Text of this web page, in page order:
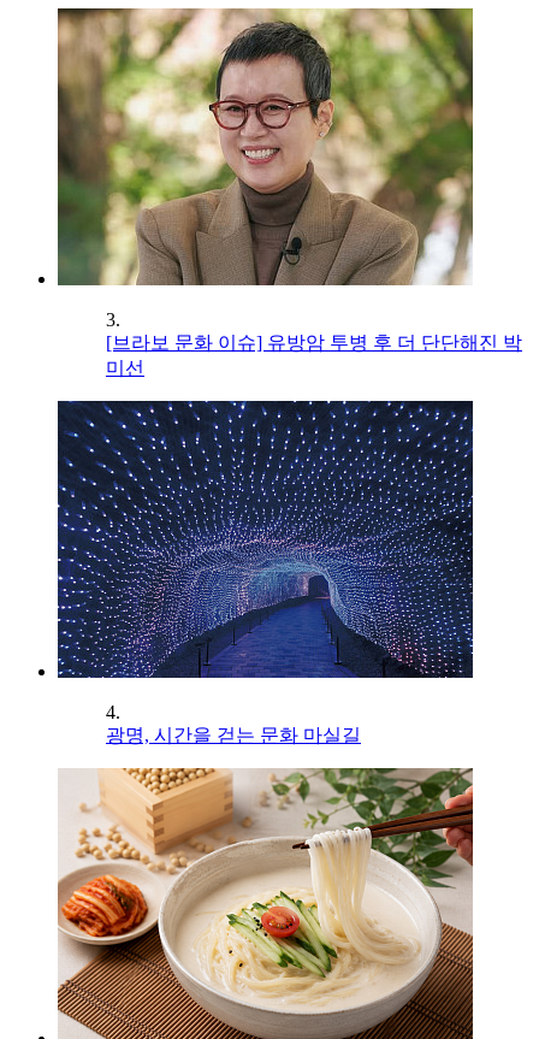
3.
[브라보 문화 이슈] 유방암 투병 후 더 단단해진 박
미선
4.
광명, 시간을 걷는 문화 마실길